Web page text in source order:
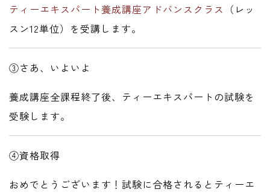
ティーエキスパート養成講座アドバンスクラス （レッ
スン12単位）を受講します。
③さあ、いよいよ
養成講座全課程終了後、ティーエキスパートの試験を
受験します。
④資格取得
おめでとうございます！試験に合格されるとティーエ